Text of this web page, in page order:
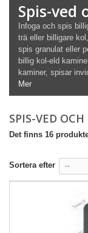
Spis-ved
Infoga och spis
trä eller billigare kol, l
spis granulat eller
billig kol-eld
kaminer, spisar
Mer
SPIS-VED
Det finns 16
Sortera efter --